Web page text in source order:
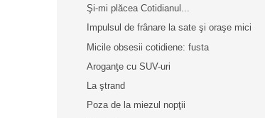
Şi-mi plăcea Cotidianul...
Impulsul de frânare la sate şi oraşe mici
Micile obsesii cotidiene: fusta
Aroganţe cu SUV-uri
La ştrand
Poza de la miezul nopţii